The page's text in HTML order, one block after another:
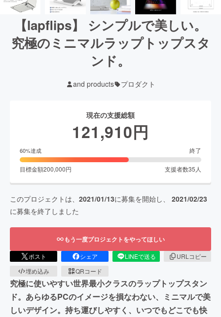
【lapflips】 シンプルで美しい。
究極のミニマルラップトップスタ
ンド。
and products プロダクト
現在の支援総額
121,910円
60%達成 終了
目標金額200,000円 支援者数35 人
このプロジェクトは、 2021/01/13に募集を開始し、 2021/02/23
に募集を終了しました
もう一度プロジェクトをやってほしい
ポスト シェア LINEで送る
URLコピー
埋め込み
QRコード
究極に使いやすい世界最小クラスのラップトップスタン
ド。あらゆるPCのイメージを損なわない、ミニマルで美
しいデザイン。持ち運びしやすく、いつでもどこでも快